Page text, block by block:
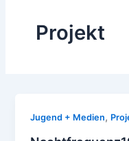
Projekt
Jugend + Medien,